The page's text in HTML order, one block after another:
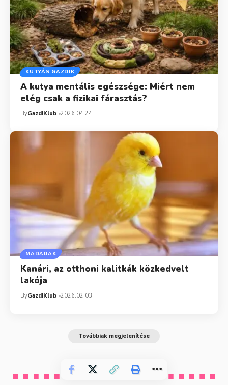
KUTYÁS GAZDIK
A kutya mentális egészsége: Miért nem
elég csak a fizikai fárasztás?
ByGazdiKlub 2026.04.24.
MADARAK
Kanári, az otthoni kalitkák közkedvelt
lakója
ByGazdiKlub 2026.02.03.
Továbbiak megjelenítése